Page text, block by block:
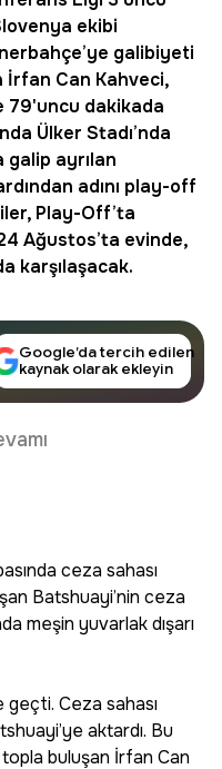
ekibi
galibiyeti
İrfan Can Kahveci,
79'uncu dakikada
Ülker Stadı’nda
ayrılan
adını play-off
Play-Off’ta
Ağustos’ta evinde,
karşılaşacak.
Google’da tercih edilen
kaynak olarak ekleyin
ceza sahası
Batshuayi’nin ceza
meşin yuvarlak dışarı
geçti. Ceza sahası
aktardı. Bu
buluşan İrfan Can